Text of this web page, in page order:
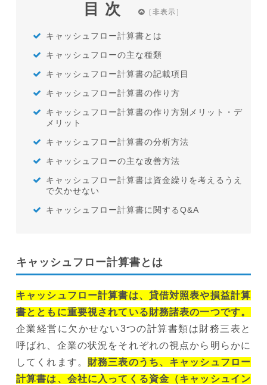
目次
キャッシュフロー計算書とは
キャッシュフローの主な種類
キャッシュフロー計算書の記載項目
キャッシュフロー計算書の作り方
キャッシュフロー計算書の作り方別メリット・デ
メリット
キャッシュフロー計算書の分析方法
キャッシュフローの主な改善方法
キャッシュフロー計算書は資金繰りを考えるうえ
で欠かせない
キャッシュフロー計算書に関するQ&A
キャッシュフロー計算書とは
キャッシュフロー計算書は、貸借対照表や損益計算
書とともに重要視されている財務諸表の一つです。
企業経営に欠かせない3つの計算書類は財務三表と
呼ばれ、企業の状況をそれぞれの視点から明らかに
してくれます。 財務三表のうち、キャッシュフロー
計算書は、会社に入ってくる資金（キャッシュイン